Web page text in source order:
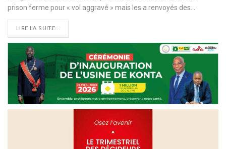
prison ferme pour « vol aggravé » mais les a renvoyés des…
LIRE LA SUITE...